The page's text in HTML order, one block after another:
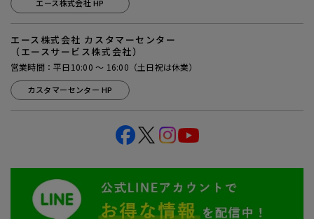
エース株式会社 HP
エース株式会社 カスタマーセンター
（エースサービス株式会社）
営業時間：平日10:00 ～ 16:00（土日祝は休業）
カスタマーセンター HP